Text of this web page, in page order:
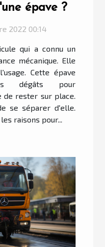
épave ?
2022 00:14
qui a connu un
mécanique. Elle
Cette épave
dégâts pour
de rester sur place.
se séparer d'elle.
raisons pour...